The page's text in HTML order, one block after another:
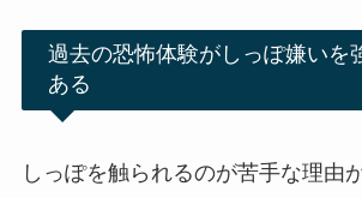
過去の恐怖体験がしっぽ嫌いを
ある
しっぽを触られるのが苦手な理由